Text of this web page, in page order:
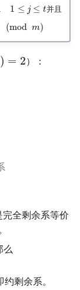
1 ≤ j ≤ t并且
(mod m)
) = 2）：
完全剩余系等价
么
约剩余系。